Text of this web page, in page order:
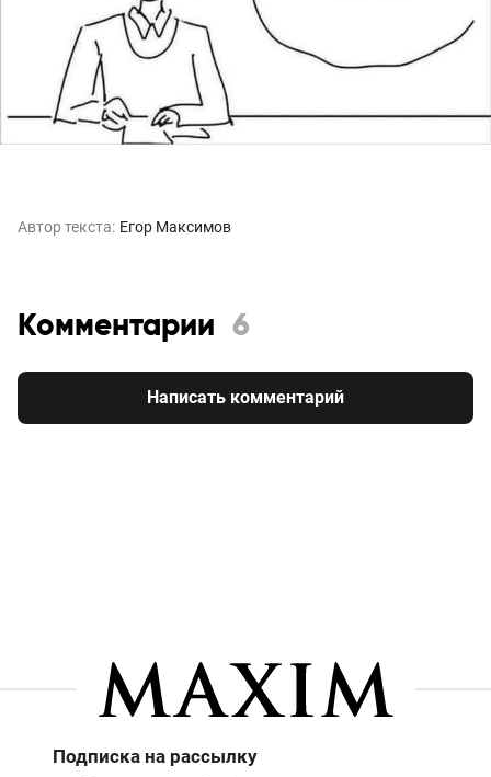
Автор текста: Егор Максимов
Комментарии 6
Написать комментарий
Подписка на рассылку